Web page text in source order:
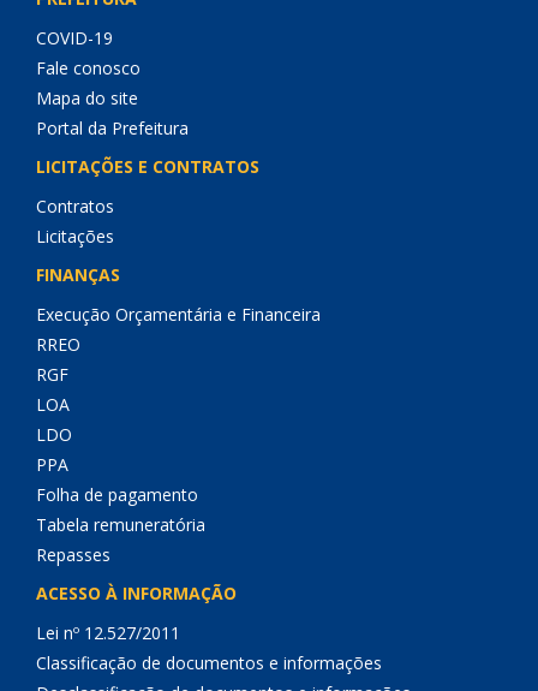
COVID-19
Fale conosco
Mapa do site
Portal da Prefeitura
LICITAÇÕES E CONTRATOS
Contratos
Licitações
FINANÇAS
Execução Orçamentária e Financeira
RREO
RGF
LOA
LDO
PPA
Folha de pagamento
Tabela remuneratória
Repasses
ACESSO À INFORMAÇÃO
Lei nº 12.527/2011
Classificação de documentos e informações